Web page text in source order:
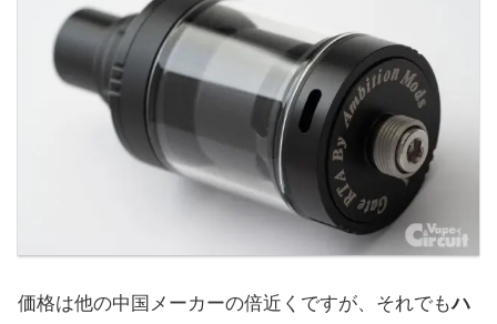
価格は他の中国メーカーの倍近くですが、それでもハ